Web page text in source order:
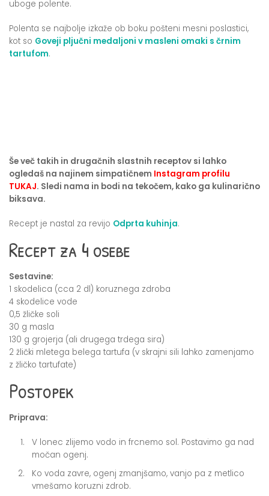
uboge polente.
Polenta se najbolje izkaže ob boku pošteni mesni poslastici,
kot so Goveji pljučni medaljoni v masleni omaki s črnim
tartufom.
Še več takih in drugačnih slastnih receptov si lahko
ogledaš na najinem simpatičnem Instagram profilu
TUKAJ. Sledi nama in bodi na tekočem, kako ga kulinarično
biksava.
Recept je nastal za revijo Odprta kuhinja.
Recept za 4 osebe
Sestavine:
1 skodelica (cca 2 dl) koruznega zdroba
4 skodelice vode
0,5 žličke soli
30 g masla
130 g grojerja (ali drugega trdega sira)
2 žlički mletega belega tartufa (v skrajni sili lahko zamenjamo
z žličko tartufate)
Postopek
Priprava:
V lonec zlijemo vodo in frcnemo sol. Postavimo ga nad
močan ogenj.
Ko voda zavre, ogenj zmanjšamo, vanjo pa z metlico
vmešamo koruzni zdrob.